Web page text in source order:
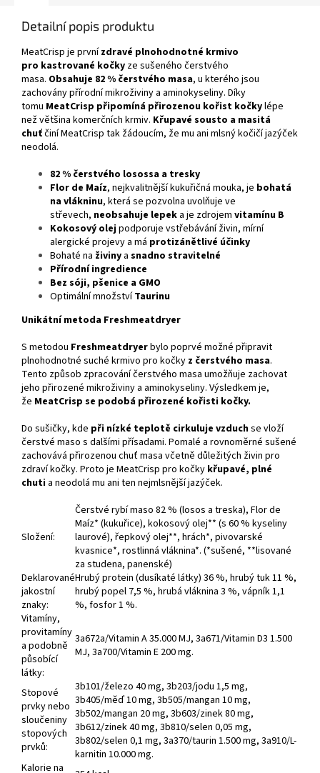
Detailní popis produktu
MeatCrisp je prvnízdravé plnohodnotné krmivo
pro kastrované kočky ze sušeného čerstvého
masa. Obsahuje 82 % čerstvého masa, u kterého jsou
zachovány přírodní mikroživiny a aminokyseliny. Díky
tomu MeatCrisp připomíná přirozenou kořist kočkylépe
než většina komerčních krmiv. Křupavé sousto a masitá
chuťčiní MeatCrisp tak žádoucím, že mu ani mlsný kočičí jazýček
neodolá.
82 % čerstvého losossa a tresky
Flor de Maíz, nejkvalitnější kukuřičná mouka, je bohatá
na vlákninu, která se pozvolna uvolňuje ve
střevech, neobsahuje lepek a je zdrojem vitamínu B
Kokosový olejpodporuje vstřebávání živin, mírní
alergické projevy a má protizánětlivé účinky
Bohaté na živiny a snadno stravitelné
Přírodní ingredience
Bez sóji, pšenice a GMO
Optimální množstvíTaurinu
Unikátní metoda Freshmeatdryer
S metodou Freshmeatdryerbylo poprvé možné připravit
plnohodnotné suché krmivo pro kočky z čerstvého masa.
Tento způsob zpracování čerstvého masa umožňuje zachovat
jeho přirozené mikroživiny a aminokyseliny. Výsledkem je,
že MeatCrisp se podobá přirozené kořisti kočky.
Do sušičky, kde při nízké teplotě cirkuluje vzduchse vloží
čerstvé maso s dalšími přísadami. Pomalé a rovnoměrné sušené
zachovává přirozenou chuť masa včetně důležitých živin pro
zdraví kočky. Proto je MeatCrisp pro kočky křupavé, plné
chuti a neodolá mu ani ten nejmlsnější jazýček.
Složení:
Čerstvé rybí maso 82 % (losos a treska), Flor de
Maíz* (kukuřice), kokosový olej** (s 60 % kyseliny
laurové), řepkový olej**, hrách*, pivovarské
kvasnice*, rostlinná vláknina*. (*sušené, **lisované
za studena, panenské)
Deklarované
jakostní
znaky:
Hrubý protein (dusíkaté látky) 36 %, hrubý tuk 11 %,
hrubý popel 7,5 %, hrubá vláknina 3 %, vápník 1,1
%, fosfor 1 %.
Vitamíny,
provitamíny
a podobně
působící
látky:
3a672a/Vitamin A 35.000 MJ, 3a671/Vitamin D3 1.500
MJ, 3a700/Vitamin E 200 mg.
Stopové
prvky nebo
sloučeniny
stopových
prvků:
3b101/železo 40 mg, 3b203/jodu 1,5 mg,
3b405/měď 10 mg, 3b505/mangan 10 mg,
3b502/mangan 20 mg, 3b603/zinek 80 mg,
3b612/zinek 40 mg, 3b810/selen 0,05 mg,
3b802/selen 0,1 mg, 3a370/taurin 1.500 mg, 3a910/L-
karnitin 10.000 mg.
Kalorie na